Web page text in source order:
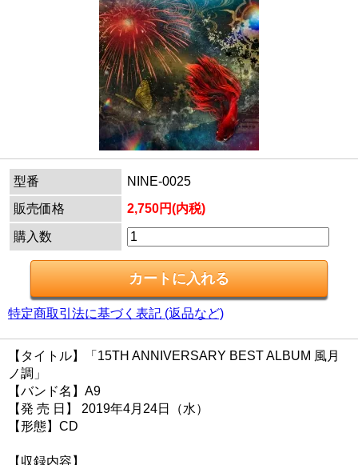
型番
NINE-0025
販売価格
2,750円(内税)
購入数
特定商取引法に基づく表記 (返品など)
【タイトル】「15TH ANNIVERSARY BEST ALBUM 風月
ノ調」
【バンド名】A9
【発 売 日】 2019年4月24日（水）
【形態】CD
【収録内容】